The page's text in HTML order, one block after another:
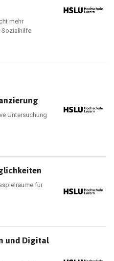
mehr
Sozialhilfe
Untersuchung
für
und Digital